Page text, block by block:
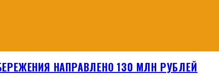
НАПРАВЛЕНО 130 МЛН РУБЛЕЙ